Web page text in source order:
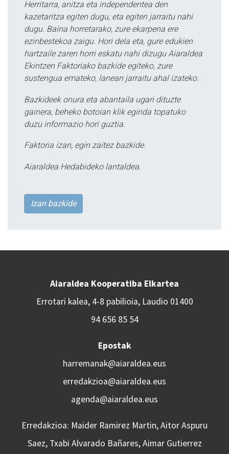
Herritarra, anitza eta independentea den
kazetaritza egiten dugu, eta egiten jarraitu nahi
dugu. Baina horretarako, zure ekarpena ere
ezinbestekoa zaigu. Hori dela eta, gure edukien
hartzaile zaren horri eskatu nahi dizugu Aiaraldea
Ekintzen Faktoriako bazkide egiteko, zure
sustengua emateko, lanean jarraitu ahal izateko.
Bazkideek onura eta abantaila ugari dituzte
gainera, beheko botoian klik eginda topatuko
duzu informazio hori guztia.
Faktoria izan, egin zaitez bazkide.
Aiaraldea Hedabideko lantaldea.
Izan bazkide
Aiaraldea Kooperatiba Elkartea
Errotari kalea, 4-8 pabilioia, Laudio 01400
94 656 85 54
Epostak
harremanak@aiaraldea.eus
erredakzioa@aiaraldea.eus
agenda@aiaraldea.eus
Erredakzioa: Maider Ramirez Martin, Aitor Aspuru
Saez, Txabi Alvarado Bañares, Aimar Gutierrez